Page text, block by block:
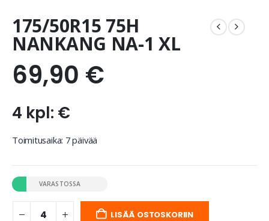
175/50R15 75H
NANKANG NA-1 XL
69,90 €
4 kpl: €
Toimitusaika: 7 päivää
VARASTOSSA
LISÄÄ OSTOSKORIIN